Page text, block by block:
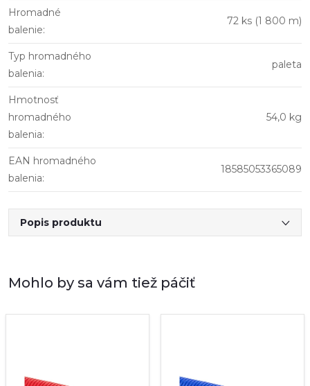
Hromadné
balenie:
72 ks (1 800 m)
Typ hromadného
balenia:
paleta
Hmotnosť
hromadného
balenia:
54,0 kg
EAN hromadného
balenia:
18585053365089
Popis produktu